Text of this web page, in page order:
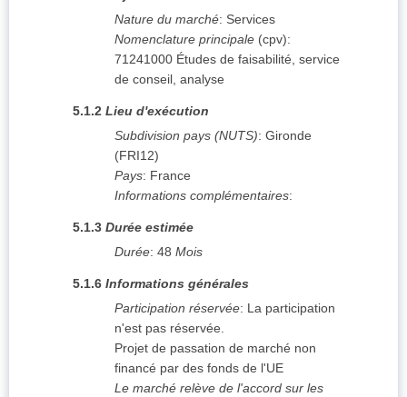
Nature du marché: Services
Nomenclature principale (cpv):
71241000 Études de faisabilité, service
de conseil, analyse
5.1.2 Lieu d'exécution
Subdivision pays (NUTS): Gironde
(FRI12)
Pays: France
Informations complémentaires:
5.1.3 Durée estimée
Durée: 48 Mois
5.1.6 Informations générales
Participation réservée: La participation
n'est pas réservée.
Projet de passation de marché non
financé par des fonds de l'UE
Le marché relève de l'accord sur les